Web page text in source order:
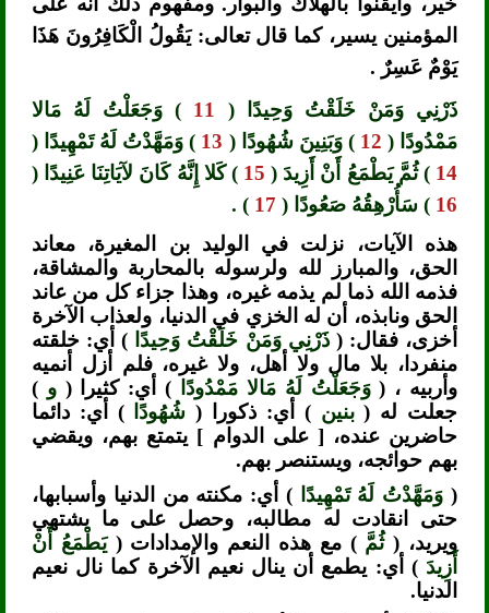
المؤمنين يسير، كما قال تعالى: يَقُولُ الْكَافِرُونَ هَذَا
يَوْمٌ عَسِرٌ .
ذَرْنِي وَمَنْ خَلَقْتُ وَحِيدًا (
) وَجَعَلْتُ لَهُ مَالا
مَمْدُودًا (
) وَبَنِينَ شُهُودًا (
) وَمَهَّدْتُ لَهُ تَمْهِيدًا (
14 ) ثُمَّ يَطْمَعُ أَنْ أَزِيدَ (15
) كَلا إِنَّهُ كَانَ لآيَاتِنَا عَنِيدًا (
16 ) سَأُرْهِقُهُ صَعُودًا (17
) .
هذه الآيات، نزلت في الوليد بن المغيرة، معاند
الحق، والمبارز لله ولرسوله بالمحاربة والمشاقة،
فذمه الله ذما لم يذمه غيره، وهذا جزاء كل من عاند
الحق ونابذه، أن له الخزي في الدنيا، ولعذاب الآخرة
أخزى، فقال: ( ذَرْنِي وَمَنْ خَلَقْتُ وَحِيدًا ) أي: خلقته
منفردا، بلا مال ولا أهل، ولا غيره، فلم أزل أنميه
وأربيه ، (وَجَعَلْتُ لَهُ مَالا مَمْدُودًا ) أي: كثيرا ( و)
جعلت له (بنين) أي: ذكورا (شُهُودًا) أي: دائما
حاضرين عنده، [ على الدوام ] يتمتع بهم، ويقضي
بهم حوائجه، ويستنصر بهم.
(وَمَهَّدْتُ لَهُ تَمْهِيدًا) أي: مكنته من الدنيا وأسبابها،
حتى انقادت له مطالبه، وحصل على ما يشتهي
ويريد، (ثُمَّ) مع هذه النعم والإمدادات ( يَطْمَعُ أَنْ
أَزِيدَ) أي: يطمع أن ينال نعيم الآخرة كما نال نعيم
الدنيا.